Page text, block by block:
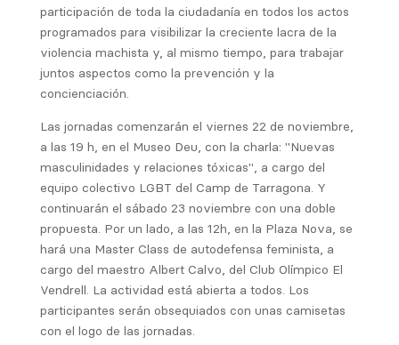
participación de toda la ciudadanía en todos los actos
programados para visibilizar la creciente lacra de la
violencia machista y, al mismo tiempo, para trabajar
juntos aspectos como la prevención y la
concienciación.
Las jornadas comenzarán el viernes 22 de noviembre,
a las 19 h, en el Museo Deu, con la charla: "Nuevas
masculinidades y relaciones tóxicas", a cargo del
equipo colectivo LGBT del Camp de Tarragona. Y
continuarán el sábado 23 noviembre con una doble
propuesta. Por un lado, a las 12h, en la Plaza Nova, se
hará una Master Class de autodefensa feminista, a
cargo del maestro Albert Calvo, del Club Olímpico El
Vendrell. La actividad está abierta a todos. Los
participantes serán obsequiados con unas camisetas
con el logo de las jornadas.